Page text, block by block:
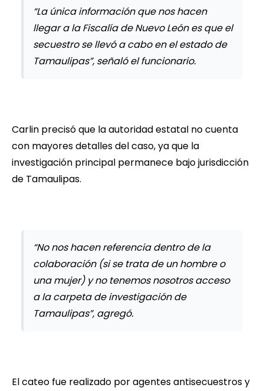
“La única información que nos hacen
llegar a la Fiscalía de Nuevo León es que el
secuestro se llevó a cabo en el estado de
Tamaulipas”, señaló el funcionario.
Carlin precisó que la autoridad estatal no cuenta
con mayores detalles del caso, ya que la
investigación principal permanece bajo jurisdicción
de Tamaulipas.
“No nos hacen referencia dentro de la
colaboración (si se trata de un hombre o
una mujer) y no tenemos nosotros acceso
a la carpeta de investigación de
Tamaulipas”, agregó.
El cateo fue realizado por agentes antisecuestros y